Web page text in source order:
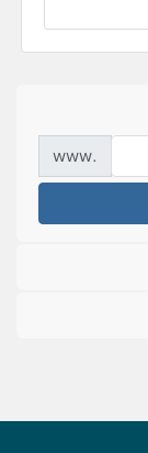
www.